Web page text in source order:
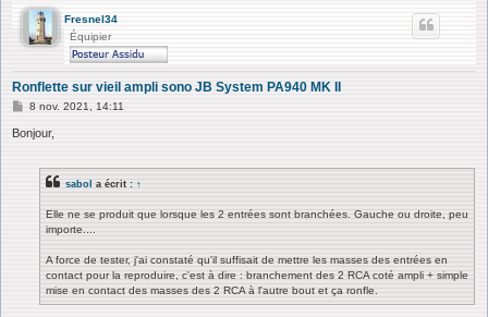
Fresnel34
Équipier
Ronflette sur vieil ampli sono JB System PA940 MK II
M
s
8 nov. 2021, 14:11
Bonjour,
sabol a écrit : ↑
Elle ne se produit que lorsque les 2 entrées sont branchées. Gauche ou droite, peu
importe....
A force de tester, j'ai constaté qu'il suffisait de mettre les masses des entrées en
contact pour la reproduire, c'est à dire : branchement des 2 RCA coté ampli + simple
mise en contact des masses des 2 RCA à l'autre bout et ça ronfle.